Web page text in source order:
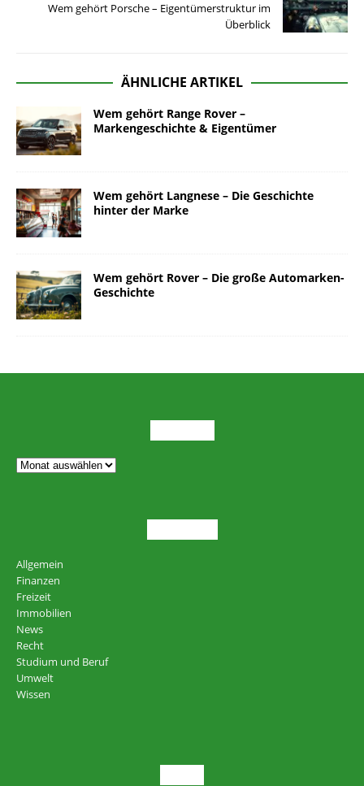
Wem gehört Porsche – Eigentümerstruktur im
Überblick
ÄHNLICHE ARTIKEL
Wem gehört Range Rover –
Markengeschichte & Eigentümer
Wem gehört Langnese – Die Geschichte
hinter der Marke
Wem gehört Rover – Die große Automarken-
Geschichte
Allgemein
Finanzen
Freizeit
Immobilien
News
Recht
Studium und Beruf
Umwelt
Wissen